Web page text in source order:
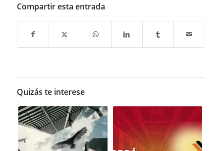
Compartir esta entrada
Quizás te interese